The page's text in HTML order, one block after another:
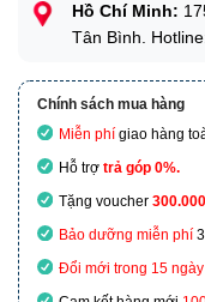
Hồ Chí Minh:
Tân Bình.
Chính sách mua hàng
Miễn phí giao hàng
Hỗ trợ trả góp 0%.
Tặng voucher
Bảo dưỡng miễn phí
Đổi mới trong 15